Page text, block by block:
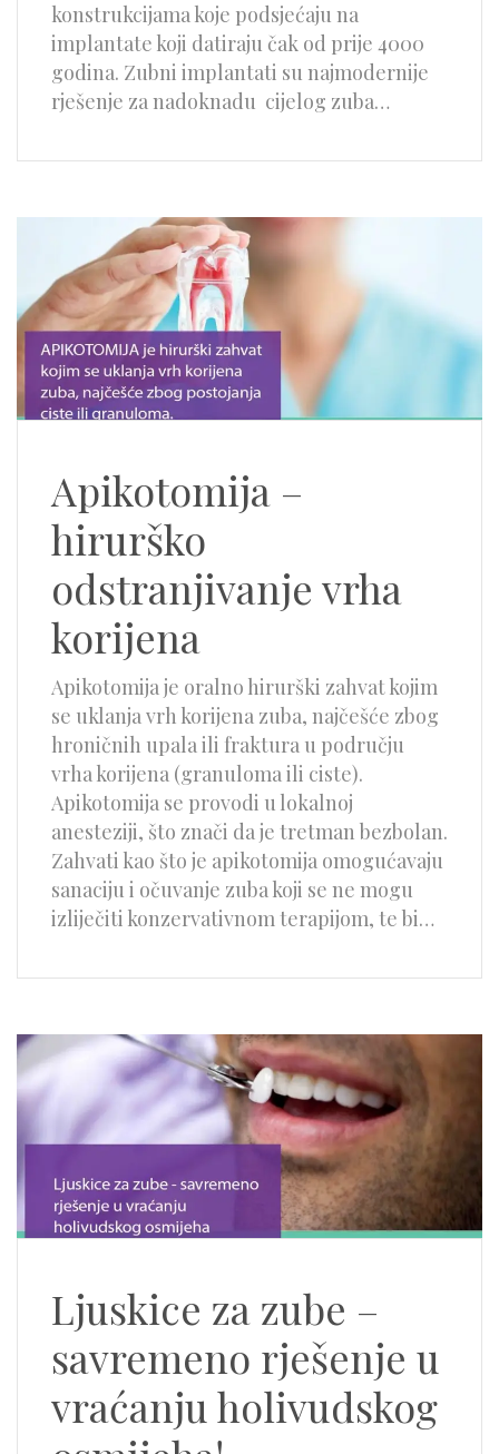
konstrukcijama koje podsjećaju na
implantate koji datiraju čak od prije 4000
godina. Zubni implantati su najmodernije
rješenje za nadoknadu cijelog zuba…
Apikotomija –
hirurško
odstranjivanje vrha
korijena
Apikotomija je oralno hirurški zahvat kojim
se uklanja vrh korijena zuba, najčešće zbog
hroničnih upala ili fraktura u području
vrha korijena (granuloma ili ciste).
Apikotomija se provodi u lokalnoj
anesteziji, što znači da je tretman bezbolan.
Zahvati kao što je apikotomija omogućavaju
sanaciju i očuvanje zuba koji se ne mogu
izliječiti konzervativnom terapijom, te bi…
Ljuskice za zube –
savremeno rješenje u
vraćanju holivudskog